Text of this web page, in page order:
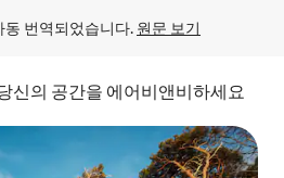
동 번역되었습니다. 원문 보기
신의 공간을 에어비앤비하세요